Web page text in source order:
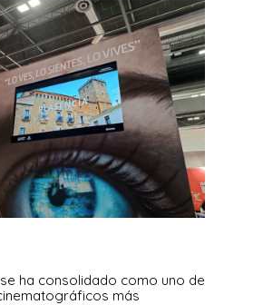
ha consolidado como uno de
más